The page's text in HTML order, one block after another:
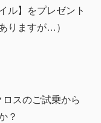
ル】をプレゼント
りますが…）
スのご試乗から
？